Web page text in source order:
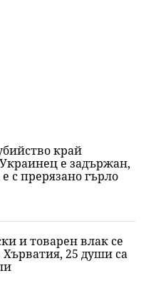
край
е задържан,
с прерязано гърло
и товарен влак се
Хърватия, 25 души са